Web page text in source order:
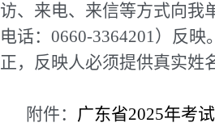
访、来电、来信等方式向我
电话：0660-3364201）反
正，反映人必须提供真实姓
附件： 广东省2025年考